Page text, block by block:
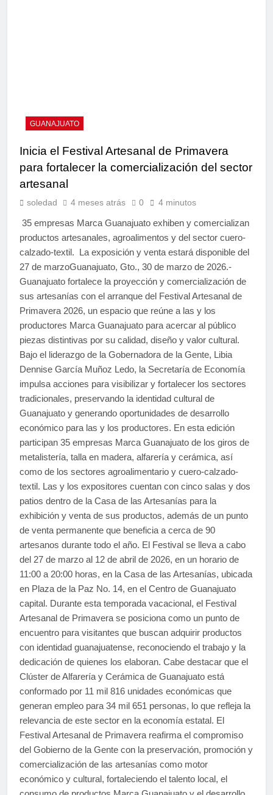
GUANAJUATO
Inicia el Festival Artesanal de Primavera
para fortalecer la comercialización del sector
artesanal
soledad 4 meses atrás 0 4 minutos
35 empresas Marca Guanajuato exhiben y comercializan
productos artesanales, agroalimentos y del sector cuero-
calzado-textil. La exposición y venta estará disponible del
27 de marzoGuanajuato, Gto., 30 de marzo de 2026.-
Guanajuato fortalece la proyección y comercialización de
sus artesanías con el arranque del Festival Artesanal de
Primavera 2026, un espacio que reúne a las y los
productores Marca Guanajuato para acercar al público
piezas distintivas por su calidad, diseño y valor cultural.
Bajo el liderazgo de la Gobernadora de la Gente, Libia
Dennise García Muñoz Ledo, la Secretaría de Economía
impulsa acciones para visibilizar y fortalecer los sectores
tradicionales, preservando la identidad cultural de
Guanajuato y generando oportunidades de desarrollo
económico para las y los productores. En esta edición
participan 35 empresas Marca Guanajuato de los giros de
metalistería, talla en madera, alfarería y cerámica, así
como de los sectores agroalimentario y cuero-calzado-
textil. Las y los expositores cuentan con cinco salas y dos
patios dentro de la Casa de las Artesanías para la
exhibición y venta de sus productos, además de un punto
de venta permanente que beneficia a cerca de 90
artesanos durante todo el año. El Festival se lleva a cabo
del 27 de marzo al 12 de abril de 2026, en un horario de
11:00 a 20:00 horas, en la Casa de las Artesanías, ubicada
en Plaza de la Paz No. 14, en el Centro de Guanajuato
capital. Durante esta temporada vacacional, el Festival
Artesanal de Primavera se posiciona como un punto de
encuentro para visitantes que buscan adquirir productos
con identidad guanajuatense, reconociendo el trabajo y la
dedicación de quienes los elaboran. Cabe destacar que el
Clúster de Alfarería y Cerámica de Guanajuato está
conformado por 11 mil 816 unidades económicas que
generan empleo para 34 mil 651 personas, lo que refleja la
relevancia de este sector en la economía estatal. El
Festival Artesanal de Primavera reafirma el compromiso
del Gobierno de la Gente con la preservación, promoción y
comercialización de las artesanías como motor
económico y cultural, fortaleciendo el talento local, el